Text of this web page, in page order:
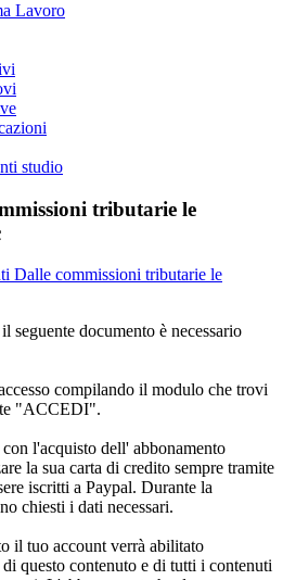
Lavoro
studio
tributarie le
Dalle commissioni tributarie le
seguente documento è necessario
compilando il modulo che trovi
"ACCEDI".
l'acquisto dell' abbonamento
la sua carta di credito sempre tramite
iscritti a Paypal. Durante la
chiesti i dati necessari.
il tuo account verrà abilitato
questo contenuto e di tutti i contenuti